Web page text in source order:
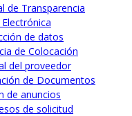
de Transparencia
de datos
de Colocación
del proveedor
de Documentos
de anuncios
de solicitud